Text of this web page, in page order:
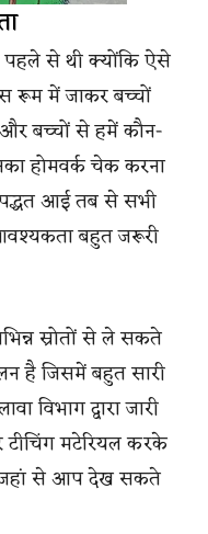
पहले से थी क्योंकि ऐसे
रूम में जाकर बच्चों
बच्चों से हमें कौन-
होमवर्क चेक करना
आई तब से सभी
बहुत जरूरी
स्रोतों से ले सकते
है जिसमें बहुत सारी
विभाग द्वारा जारी
मटेरियल करके
जहां से आप देख सकते